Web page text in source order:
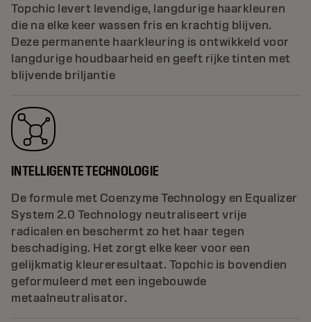
Topchic levert levendige, langdurige haarkleuren
die na elke keer wassen fris en krachtig blijven.
Deze permanente haarkleuring is ontwikkeld voor
langdurige houdbaarheid en geeft rijke tinten met
blijvende briljantie
INTELLIGENTE TECHNOLOGIE
De formule met Coenzyme Technology en Equalizer
System 2.0 Technology neutraliseert vrije
radicalen en beschermt zo het haar tegen
beschadiging. Het zorgt elke keer voor een
gelijkmatig kleureresultaat. Topchic is bovendien
geformuleerd met een ingebouwde
metaalneutralisator.